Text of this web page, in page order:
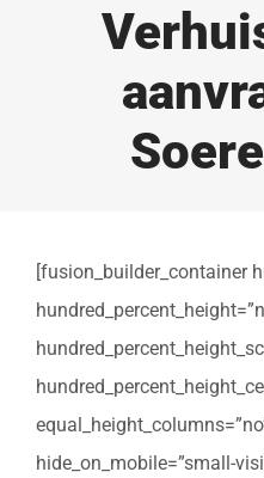
[fusion_builder_container
hide_on_mobile=”small-